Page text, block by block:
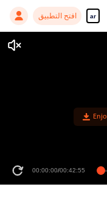
ar افتح التطبيق
00:00:00/00:42:55